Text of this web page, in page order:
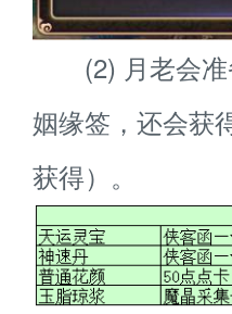
(2) 月老会准
姻缘签，还会获
获得）。